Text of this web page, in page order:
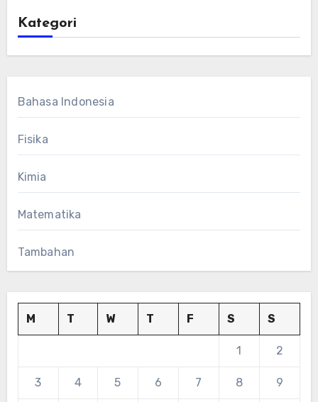
Kategori
Bahasa Indonesia
Fisika
Kimia
Matematika
Tambahan
M T W T F S S
1 2
3 4 5 6 7 8 9